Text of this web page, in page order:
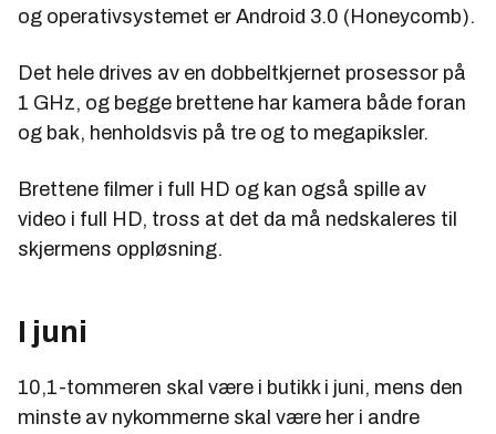
og operativsystemet er Android 3.0 (Honeycomb).
Det hele drives av en dobbeltkjernet prosessor på
1 GHz, og begge brettene har kamera både foran
og bak, henholdsvis på tre og to megapiksler.
Brettene filmer i full HD og kan også spille av
video i full HD, tross at det da må nedskaleres til
skjermens oppløsning.
I juni
10,1-tommeren skal være i butikk i juni, mens den
minste av nykommerne skal være her i andre